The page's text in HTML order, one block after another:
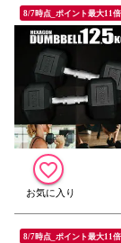
8/7時点_ポイント最大11倍
8/7時点_ポイント最大11倍